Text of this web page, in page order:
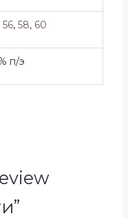
56, 58, 60
п/э